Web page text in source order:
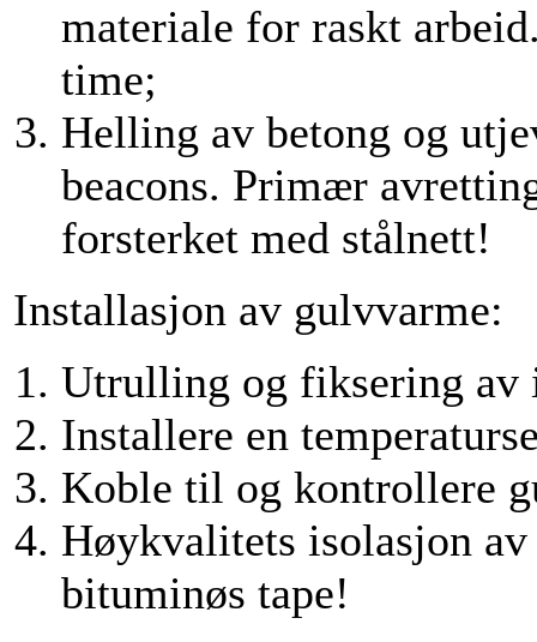
materiale for raskt
time;
Helling av betong og
beacons. Primær
forsterket med stålnett!
Installasjon av gulvvarme:
Utrulling og fiksering av
Installere en
Koble til og kontrollere
Høykvalitets isolasjon
bituminøs tape!